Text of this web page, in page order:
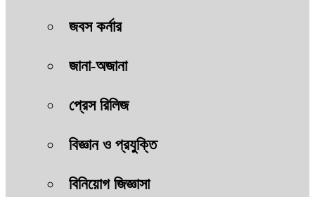
জবস কর্নার
জানা-অজানা
প্রেস রিলিজ
বিজ্ঞান ও প্রযুক্তি
বিনিয়োগ জিজ্ঞাসা